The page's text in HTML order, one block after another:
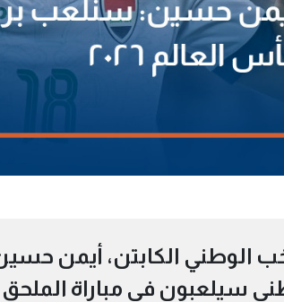
الوطني الكابتن، أيمن
سيلعبون في مباراة الملحق